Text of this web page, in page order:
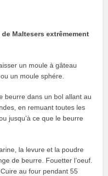
Maltesers extrêmement
un moule à gâteau
un moule sphére.
beurre dans un bol allant au
en remuant toutes les
jusqu’à ce que le beurre
la levure et la poudre
de beurre. Fouetter l’oeuf.
au four pendant 55